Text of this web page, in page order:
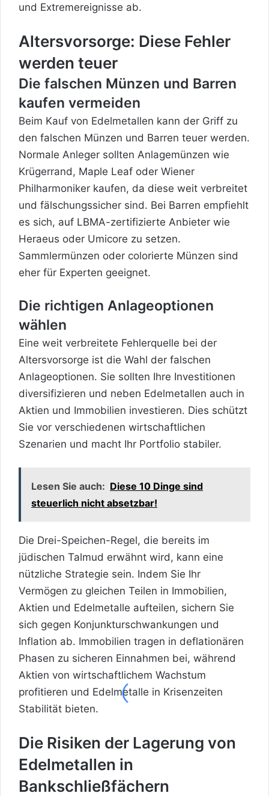
und Extremereignisse ab.
Altersvorsorge: Diese Fehler
werden teuer
Die falschen Münzen und Barren
kaufen vermeiden
Beim Kauf von Edelmetallen kann der Griff zu
den falschen Münzen und Barren teuer werden.
Normale Anleger sollten Anlagemünzen wie
Krügerrand, Maple Leaf oder Wiener
Philharmoniker kaufen, da diese weit verbreitet
und fälschungssicher sind. Bei Barren empfiehlt
es sich, auf LBMA-zertifizierte Anbieter wie
Heraeus oder Umicore zu setzen.
Sammlermünzen oder colorierte Münzen sind
eher für Experten geeignet.
Die richtigen Anlageoptionen
wählen
Eine weit verbreitete Fehlerquelle bei der
Altersvorsorge ist die Wahl der falschen
Anlageoptionen. Sie sollten Ihre Investitionen
diversifizieren und neben Edelmetallen auch in
Aktien und Immobilien investieren. Dies schützt
Sie vor verschiedenen wirtschaftlichen
Szenarien und macht Ihr Portfolio stabiler.
Lesen Sie auch: Diese 10 Dinge sind
steuerlich nicht absetzbar!
Die Drei-Speichen-Regel, die bereits im
jüdischen Talmud erwähnt wird, kann eine
nützliche Strategie sein. Indem Sie Ihr
Vermögen zu gleichen Teilen in Immobilien,
Aktien und Edelmetalle aufteilen, sichern Sie
sich gegen Konjunkturschwankungen und
Inflation ab. Immobilien tragen in deflationären
Phasen zu sicheren Einnahmen bei, während
Aktien von wirtschaftlichem Wachstum
profitieren und Edelmetalle in Krisenzeiten
Stabilität bieten.
Die Risiken der Lagerung von
Edelmetallen in
Bankschließfächern